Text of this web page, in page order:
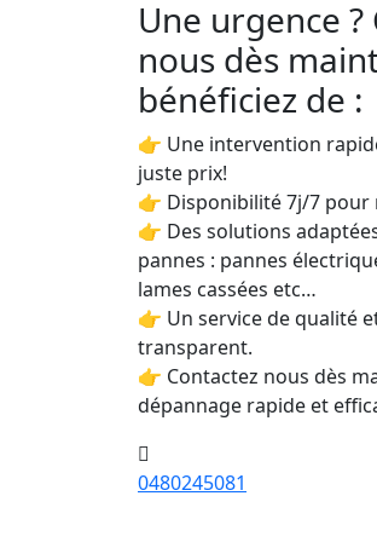
Une urgence ?
nous dès
bénéficiez de :
👉 Une intervention
juste prix!
👉 Disponibilité 7j/7 pour
👉 Des solutions
pannes : pannes
lames cassées etc…
👉 Un service de qualité
transparent.
👉 Contactez nous dès
dépannage rapide et
0480245081